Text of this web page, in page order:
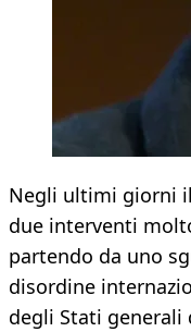
Negli ultimi giorni
due interventi
partendo da uno
disordine
degli Stati generali